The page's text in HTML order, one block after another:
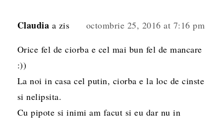
Claudia a zis octombrie 25, 2016 at 7:16 pm
Orice fel de ciorba e cel mai bun fel de mancare
:))
La noi in casa cel putin, ciorba e la loc de cinste
si nelipsita.
Cu pipote si inimi am facut si eu dar nu in